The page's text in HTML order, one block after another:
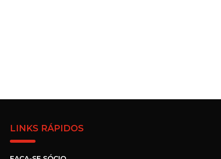
LINKS RÁPIDOS